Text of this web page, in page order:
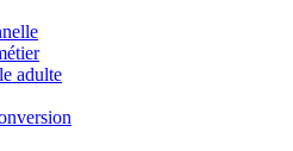
adulte